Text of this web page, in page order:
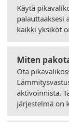
Käytä
palauttaaksesi
kaikki yksiköt
Miten
Ota
aktivoinnista.
järjestelmä on